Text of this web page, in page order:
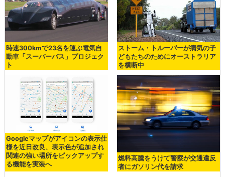
時速300kmで23名を運ぶ電気自
動車「スーパーバス」プロジェク
ト
ストーム・トルーパーが病気の子
どもたちのためにオーストラリア
を横断中
Googleマップがアイコンの表示仕
様を近日改良、表示色が追加され
関連の強い場所をピックアップす
る機能を実装へ
燃料高騰をうけて警察が交通違反
者にガソリン代を請求